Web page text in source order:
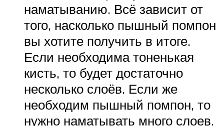
наматыванию. Всё зависит от
того, насколько пышный помпон
вы хотите получить в итоге.
Если необходима тоненькая
кисть, то будет достаточно
несколько слоёв. Если же
необходим пышный помпон, то
нужно наматывать много слоев.